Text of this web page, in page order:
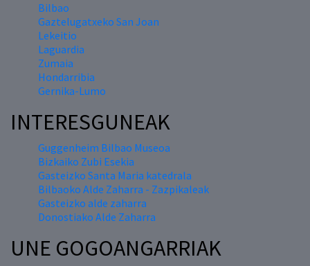
Bilbao
Gaztelugatxeko San Joan
Lekeitio
Laguardia
Zumaia
Hondarribia
Gernika-Lumo
INTERESGUNEAK
Guggenheim Bilbao Museoa
Bizkaiko Zubi Esekia
Gasteizko Santa Maria katedrala
Bilbaoko Alde Zaharra - Zazpikaleak
Gasteizko alde zaharra
Donostiako Alde Zaharra
UNE GOGOANGARRIAK